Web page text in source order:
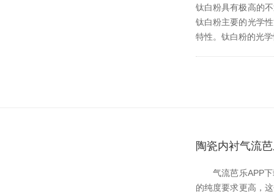
钛白粉具有极高的不透
钛白粉主要的光学
特性。钛白粉的光学
陶瓷内衬气流
气流芭乐APP下载
的纯度要求更高